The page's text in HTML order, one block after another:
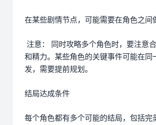
在某些剧情节点，可能需要在角色之间
注意： 同时攻略多个角色时，要注意
和精力。某些角色的关键事件可能在同
发，需要提前规划。
结局达成条件
每个角色都有多个可能的结局，包括完